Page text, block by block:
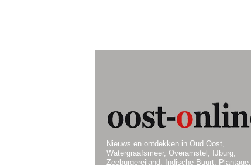
Nieuws en ontdekken in Oud Oost,
Watergraafsmeer, Overamstel, IJburg,
Zeeburgereiland, Indische Buurt, Plantage,